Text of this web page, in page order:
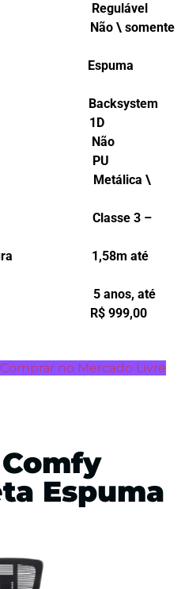
– Regulável
Não \ somente
Espuma
Backsystem
1D
Não
PU
\
3 –
altura 1,58m até
anos, até
999,00
Comprar no Mercado Livre
Espuma